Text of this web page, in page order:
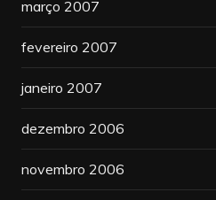
março 2007
fevereiro 2007
janeiro 2007
dezembro 2006
novembro 2006